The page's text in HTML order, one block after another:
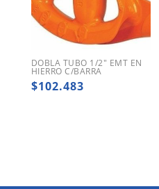
DOBLA TUBO 1/2″ EMT EN
HIERRO C/BARRA
$102.483